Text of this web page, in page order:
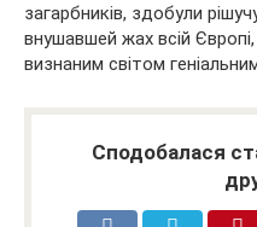
загарбників, здобули
внушавшей жах всій
визнаним світом
Сподобалася